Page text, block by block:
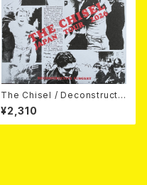
The Chisel / Deconstructiv
e Surgery (7"EP)
¥2,310